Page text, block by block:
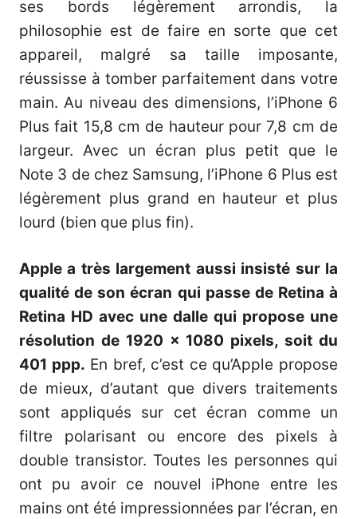
ses bords légèrement arrondis, la
philosophie est de faire en sorte que cet
appareil, malgré sa taille imposante,
réussisse à tomber parfaitement dans votre
main. Au niveau des dimensions, l’iPhone 6
Plus fait 15,8 cm de hauteur pour 7,8 cm de
largeur. Avec un écran plus petit que le
Note 3 de chez Samsung, l’iPhone 6 Plus est
légèrement plus grand en hauteur et plus
lourd (bien que plus fin).
Apple a très largement aussi insisté sur la
qualité de son écran qui passe de Retina à
Retina HD avec une dalle qui propose une
résolution de 1920 x 1080 pixels, soit du
401 ppp. En bref, c’est ce qu’Apple propose
de mieux, d’autant que divers traitements
sont appliqués sur cet écran comme un
filtre polarisant ou encore des pixels à
double transistor. Toutes les personnes qui
ont pu avoir ce nouvel iPhone entre les
mains ont été impressionnées par l’écran, en